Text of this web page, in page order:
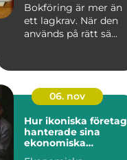
Bokföring är mer än
ett lagkrav. När den
används på rätt sä...
06. nov
Hur ikoniska företag
hanterade sina
ekonomiska